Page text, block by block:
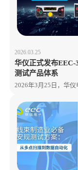
2026.03.25
华仪正式发布EEC-
测试产品体系
2026年3月25日，华仪